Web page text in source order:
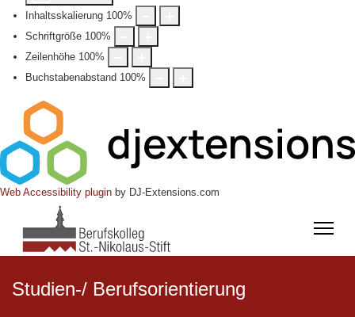
Inhaltsskalierung 100%
Schriftgröße 100%
Zeilenhöhe 100%
Buchstabenabstand 100%
Web Accessibility plugin by DJ-Extensions.com
Studien-/ Berufsorientierung